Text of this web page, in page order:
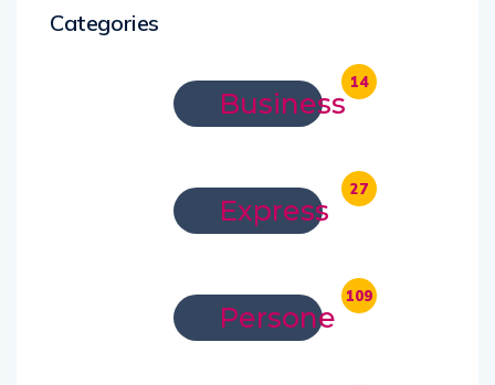
Categories
Business
14
Express
27
Persone
109